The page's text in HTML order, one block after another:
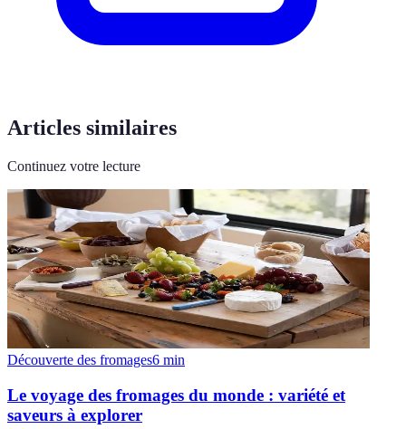
Articles similaires
Continuez votre lecture
Découverte des fromages6 min
Le voyage des fromages du monde : variété et
saveurs à explorer